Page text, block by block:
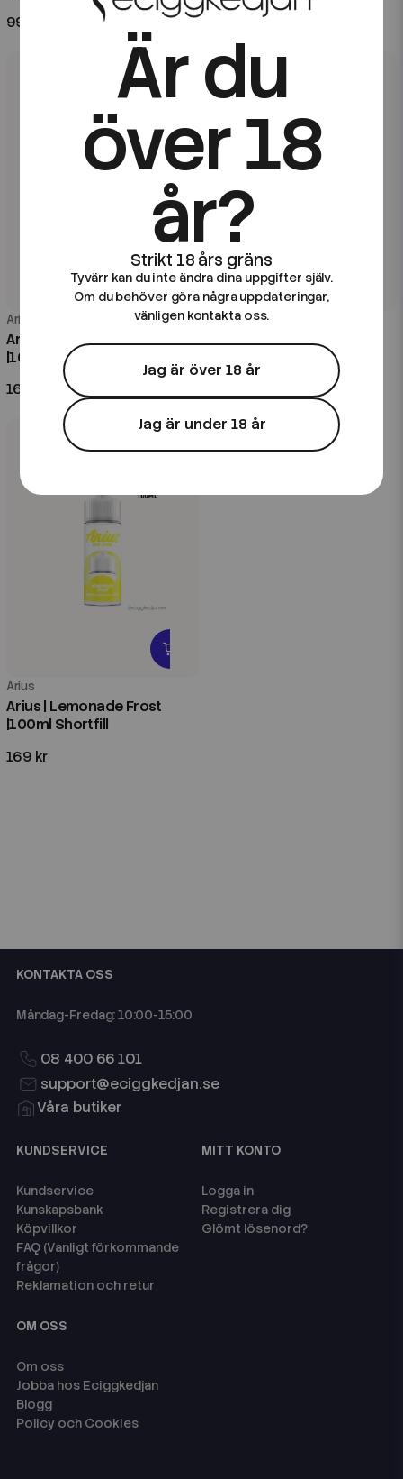
99 kr
Arius
Arius | Melon Bubblegum
|100ml Shortfill
169 kr
Arius
Arius | Melon Kiwi | 100ml
Arius
Arius | Lemonade Frost
|100ml Shortfill
169 kr
Är du
över 18
år?
Tyvärr kan du inte ändra dina uppgifter själv.
Om du behöver göra några uppdateringar,
vänligen kontakta oss.
Jag är över 18 år
Jag är under 18 år
KONTAKTA OSS
Måndag-Fredag: 10:00-15:00
08 400 66 101
support@eciggkedjan.se
Våra butiker
KUNDSERVICE
Kundservice
Kunskapsbank
Köpvillkor
FAQ (Vanligt förkommande
frågor)
Reklamation och retur
MITT KONTO
Logga in
Registrera dig
Glömt lösenord?
OM OSS
Om oss
Jobba hos Eciggkedjan
Blogg
Policy och Cookies